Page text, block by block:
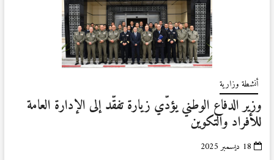
أنشطة وزارية
وزير الدفاع الوطني يؤدّي زيارة تفقّد إلى الإدارة العامة
للأفراد والتكوين
18 ديسمبر 2025